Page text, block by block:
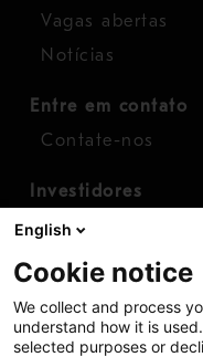
Vagas abertas
Notícias
Entre em contato
Contate-nos
Investidores
Calendário para
Finanças
English
Cookie notice
We collect and process
understand how it is
selected purposes or